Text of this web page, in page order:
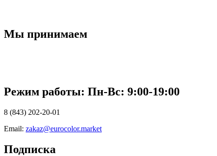
Мы принимаем
Режим работы: Пн-Вc: 9:00-19:00
8 (843) 202-20-01
Email: zakaz@eurocolor.market
Подписка